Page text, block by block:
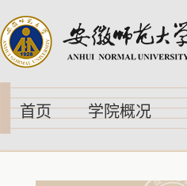
首页 学院概况